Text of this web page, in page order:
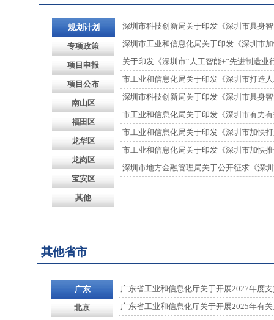
规划计划
专项政策
项目申报
项目公布
南山区
福田区
龙华区
龙岗区
宝安区
其他
深圳市科技创新局关于印发《深圳市具身
深圳市工业和信息化局关于印发《深圳市
关于印发《深圳市“人工智能+”先进制造业
市工业和信息化局关于印发《深圳市打造
深圳市科技创新局关于印发《深圳市具身
市工业和信息化局关于印发《深圳市有力
市工业和信息化局关于印发《深圳市加快
市工业和信息化局关于印发《深圳市加快
深圳市地方金融管理局关于公开征求《深
其他省市
广东
北京
广东省工业和信息化厅关于开展2027年度
广东省工业和信息化厅关于开展2025年有